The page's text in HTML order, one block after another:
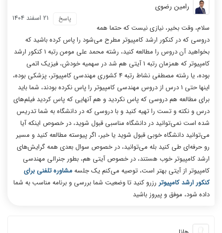
رامین رضوی
21 اسفند 1404 پاسخ
سلام، وقت بخیر، نیازی نیست که حتما همه
دروسی که در کنکور ارشد کامپیوتر مطرح می‌شود را پاس کرده باشید که
بخواهید آن دروس را مطالعه کنید، رشته محمد علی مومن رتبه 1 کنکور ارشد
کامپیوتر که همزمان رتبه 1 آیتی هم شد در سهمیه خودش، فیزیک اتمی
بوده، یا رشته مصطفی نشاط رتبه 4 کشوری مهندسی کامپیوتر، پزشکی بوده،
اینها حتی 1 درس از دروس مهندسی کامپیوتر را پاس نکرده بودند، شما باید
برای مطالعه هم دروسی که پاس نکردید و هم آنهایی که پاس کردید فیلم‌های
درس و نکته و تست را تهیه کنید و با دروسی که در دانشگاه به شما تدریس
شده است نمی‌توانید در دانشگاه مناسبی قبول شوید، در خصوص اینکه آیا
می‌توانید دانشگاه خوبی قبول شوید یا خیر، اگر پیوسته مطالعه کنید و مسیر
رو حرفه‌ای طی کنید بله می‌توانید، در خصوص سوال بعدی همه گرایش‌های
ارشد کامپیوتر خوب هستند، در خصوص آیتی هم، بطور جنرالی مهندسی
کامپیوتر از آیتی بهتر است، توصیه می‌کنم یک جلسهمشاوره تلفنی برای
کنکور ارشد کامپیوتر رزرو کنید تا وضعیت شما بررسی و برنامه مناسب به شما
داده شود، موفق و پیروز باشید